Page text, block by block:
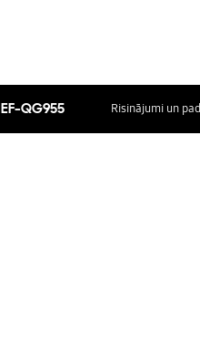
EF-QG955 Risinājumi un